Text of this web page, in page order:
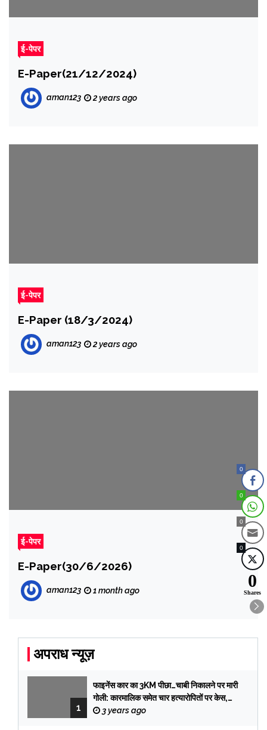
ई-पेपर
E-Paper(21/12/2024)
aman123 2 years ago
ई-पेपर
E-Paper (18/3/2024)
aman123 2 years ago
ई-पेपर
E-Paper(30/6/2026)
aman123 1 month ago
अपराध न्यूज़
1
फाइनेंस कार का 3KM पीछा…चाबी निकालने पर मारी
गोली: कारमालिक समेत चार हत्यारोपितों पर केस,
तलाश में टीमें प्रयागराज रवाना
3 years ago
0
0
0
0
0
Shares